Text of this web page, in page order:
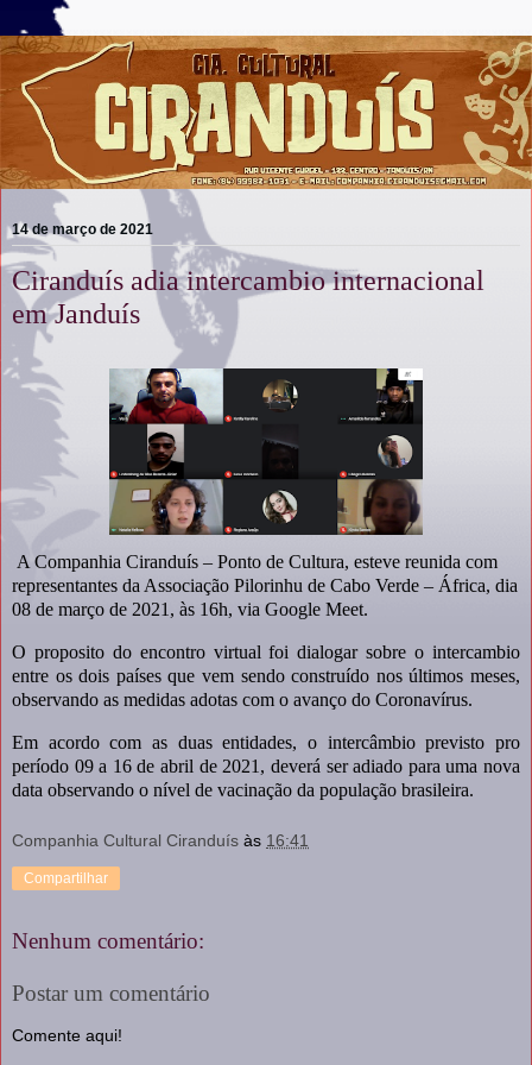
14 de março de 2021
Ciranduís adia intercambio internacional
em Janduís
A Companhia Ciranduís – Ponto de Cultura, esteve reunida com
representantes da Associação Pilorinhu de Cabo Verde – África, dia
08 de março de 2021, às 16h, via Google Meet.
O proposito do encontro virtual foi dialogar sobre o intercambio
entre os dois países que vem sendo construído nos últimos meses,
observando as medidas adotas com o avanço do Coronavírus.
Em acordo com as duas entidades, o intercâmbio previsto pro
período 09 a 16 de abril de 2021, deverá ser adiado para uma nova
data observando o nível de vacinação da população brasileira.
Companhia Cultural Ciranduís às 16:41
Compartilhar
Nenhum comentário:
Postar um comentário
Comente aqui!